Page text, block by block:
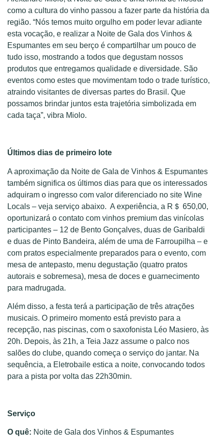
como a cultura do vinho passou a fazer parte da história da
região. “Nós temos muito orgulho em poder levar adiante
esta vocação, e realizar a Noite de Gala dos Vinhos &
Espumantes em seu berço é compartilhar um pouco de
tudo isso, mostrando a todos que degustam nossos
produtos que entregamos qualidade e diversidade. São
eventos como estes que movimentam todo o trade turístico,
atraindo visitantes de diversas partes do Brasil. Que
possamos brindar juntos esta trajetória simbolizada em
cada taça”, vibra Miolo.
Últimos dias de primeiro lote
A aproximação da Noite de Gala de Vinhos & Espumantes
também significa os últimos dias para que os interessados
adquiram o ingresso com valor diferenciado no site Wine
Locals – veja serviço abaixo. A experiência, a R＄ 650,00,
oportunizará o contato com vinhos premium das vinícolas
participantes – 12 de Bento Gonçalves, duas de Garibaldi
e duas de Pinto Bandeira, além de uma de Farroupilha – e
com pratos especialmente preparados para o evento, com
mesa de antepasto, menu degustação (quatro pratos
autorais e sobremesa), mesa de doces e guarnecimento
para madrugada.
Além disso, a festa terá a participação de três atrações
musicais. O primeiro momento está previsto para a
recepção, nas piscinas, com o saxofonista Léo Masiero, às
20h. Depois, às 21h, a Teia Jazz assume o palco nos
salões do clube, quando começa o serviço do jantar. Na
sequência, a Eletrobaile estica a noite, convocando todos
para a pista por volta das 22h30min.
Serviço
O quê: Noite de Gala dos Vinhos & Espumantes